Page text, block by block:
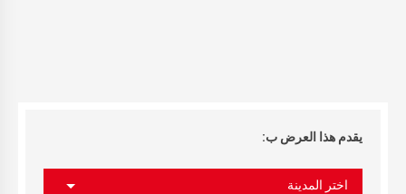
يقدم هذا العرض ب:
اختر المدينة